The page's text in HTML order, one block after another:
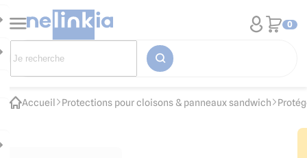
0
Accueil Protections pour cloisons & panneaux sandwich